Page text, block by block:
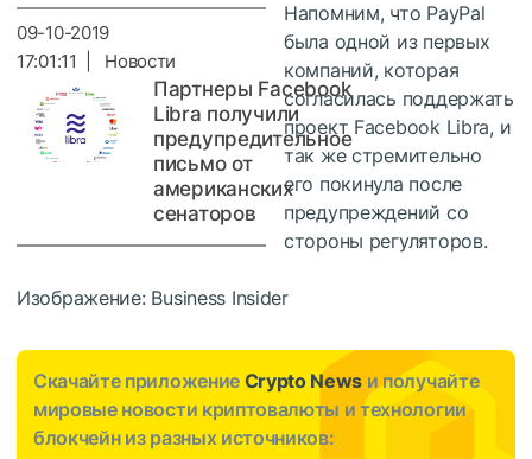
09-10-2019
17:01:11 | Новости
Партнеры Facebook
Libra получили
предупредительное
письмо от
американских
сенаторов
Напомним, что PayPal
была одной из первых
компаний, которая
согласилась поддержать
проект Facebook Libra, и
так же стремительно
его покинула после
предупреждений со
стороны регуляторов.
Изображение: Business Insider
Скачайте приложение Crypto News и получайте
мировые новости криптовалюты и технологии
блокчейн из разных источников: